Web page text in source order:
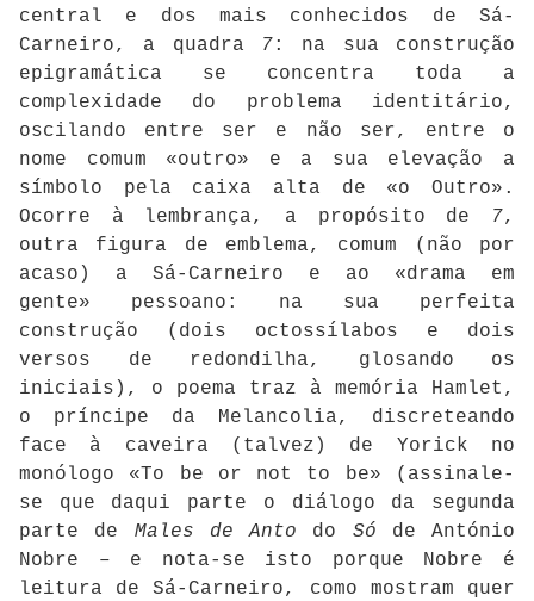
central e dos mais conhecidos de Sá-
Carneiro, a quadra
7: na sua construção
epigramática se concentra toda a
complexidade do problema identitário,
oscilando entre ser e não ser, entre o
nome comum «outro» e a sua elevação a
símbolo pela caixa alta de «o Outro».
Ocorre à lembrança, a propósito de
7,
outra figura de emblema, comum (não por
acaso) a Sá-Carneiro e ao «drama em
gente» pessoano: na sua perfeita
construção (dois octossílabos e dois
versos de redondilha, glosando os
iniciais), o poema traz à memória Hamlet,
o príncipe da Melancolia, discreteando
face à caveira (talvez) de Yorick no
monólogo «To be or not to be» (assinale-
se que daqui parte o diálogo da segunda
parte de Males de Anto do Só de António
Nobre – e nota-se isto porque Nobre é
leitura de Sá-Carneiro, como mostram quer